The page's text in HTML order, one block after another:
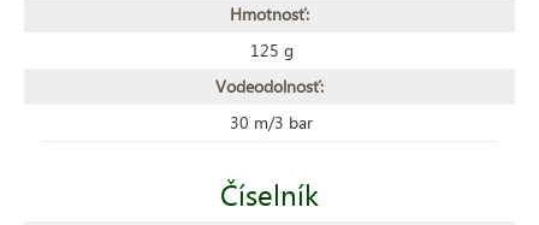
Hmotnosť:
125 g
Vodeodolnosť:
30 m/3 bar
Číselník